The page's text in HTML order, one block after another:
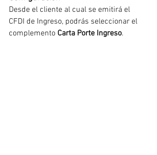
Desde el cliente al cual se emitirá el
CFDI de Ingreso, podrás seleccionar el
complemento Carta Porte Ingreso.